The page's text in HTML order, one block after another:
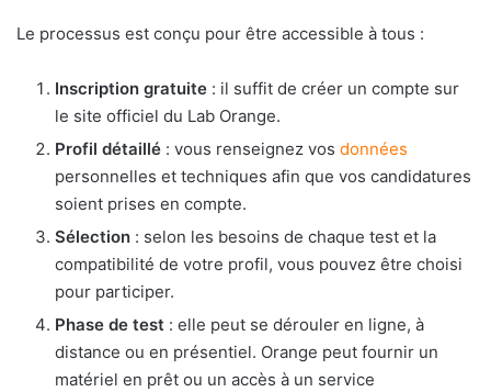
Le processus est conçu pour être accessible à tous :
Inscription gratuite : il suffit de créer un compte sur
le site officiel du Lab Orange.
Profil détaillé : vous renseignez vos données
personnelles et techniques afin que vos candidatures
soient prises en compte.
Sélection : selon les besoins de chaque test et la
compatibilité de votre profil, vous pouvez être choisi
pour participer.
Phase de test : elle peut se dérouler en ligne, à
distance ou en présentiel. Orange peut fournir un
matériel en prêt ou un accès à un service